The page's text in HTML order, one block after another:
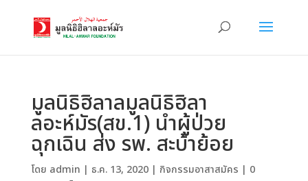
มูลนิธิฮิลาลมูลนิธิฮิลา
ลอะห์มัร(สข.1) นำผู้ป่วย
ฉุกเฉิน ส่ง รพ. สะบ้าย้อย
โดย admin | ธ.ค. 13, 2020| กิจกรรมอาสาสมัคร | 0